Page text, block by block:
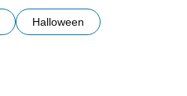
Halloween